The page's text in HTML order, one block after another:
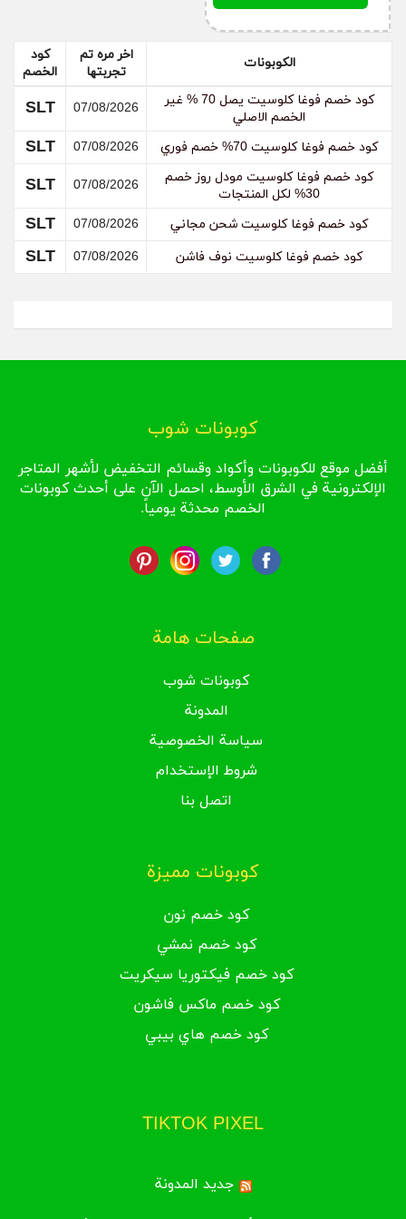
وأضفها إلى عربة التسوق، وقم بالوصول إلى صفحة الدفع
وتأكد من كتابة عنوان التوصيل صحيح، ثم إضغط على
كيف أقوم بإلغاء الطلب من موقع فوغا كلوسيت؟
قم بالتواصل مع إدارة موقع فوغا كلوسيت عن طريق
البريد الإلكتروني أو من خلال الدرشة في الموقع، وقم
بطلب إلغاء الطلب الذي طلبته وقم بتزويدهم برقم الطلب،
الكوبونات
اخر مره تم
تجربتها
كود
الخصم
كود خصم فوغا كلوسيت يصل 70 % غير
الخصم الاصلي
07/08/2026
SLT
كود خصم فوغا كلوسيت 70% خصم فوري 07/08/2026
SLT
كود خصم فوغا كلوسيت مودل روز خصم
30% لكل المنتجات
07/08/2026
SLT
كود خصم فوغا كلوسيت شحن مجاني 07/08/2026
SLT
كود خصم فوغا كلوسيت نوف فاشن 07/08/2026
SLT
كوبونات شوب
أفضل موقع للكوبونات وأكواد وقسائم التخفيض لأشهر المتاجر
الإلكترونية في الشرق الأوسط، احصل الآن على أحدث كوبونات
الخصم محدثة يومياً.
صفحات هامة
كوبونات شوب
المدونة
سياسة الخصوصية
شروط الإستخدام
اتصل بنا
كوبونات مميزة
كود خصم نون
كود خصم نمشي
كود خصم فيكتوريا سيكريت
كود خصم ماكس فاشون
كود خصم هاي بيبي
TIKTOK PIXEL
جديد المدونة